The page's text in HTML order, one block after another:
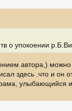
о упокоении
автора,)
здесь .что и он
улыбающийся